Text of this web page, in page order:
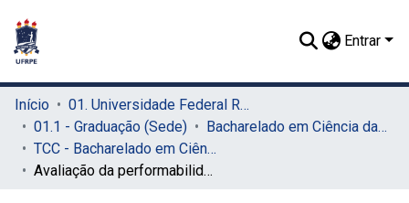
Entrar
Início
01. Universidade Federal Rural de Pernambuco - UFRPE (Sede)
01.1 - Graduação (Sede)
Bacharelado em Ciência da Computação (Sede)
TCC - Bacharelado em Ciência da Computação (Sede)
Avaliação da performabilidade do sistema ferroviário da região do Recife